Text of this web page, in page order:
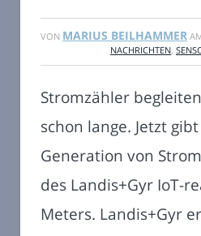
VON MARIUS BEILHAMMER
NACHRICHTEN
Stromzähler
schon lange. Jetzt
Generation von
des Landis+Gyr IoT-
Meters. Landis+Gyr